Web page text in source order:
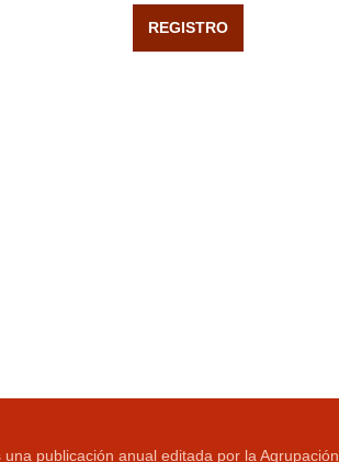
publicación anual editada por la Agrupación